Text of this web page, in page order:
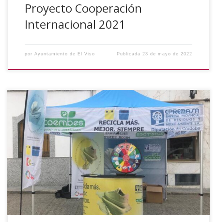
Proyecto Cooperación
Internacional 2021
por Ayuntamiento de El Viso Publicada23 de mayo de 2022
Hoy, día 20 de mayo de 2022, se ha instalado en el
Mercadillo del municipio un stand para sensibilizar a la
población sobre la necesidad del reciclaje. La Campaña
“Manual de Reciclaje”, es un iniciativa llevada a cabo por
Ecoembes y Epremasa.